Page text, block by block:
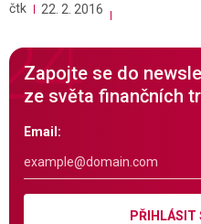
čtk 22. 2. 2016
Zapojte se do
ze světa finančních
Email:
PŘIHLÁSIT